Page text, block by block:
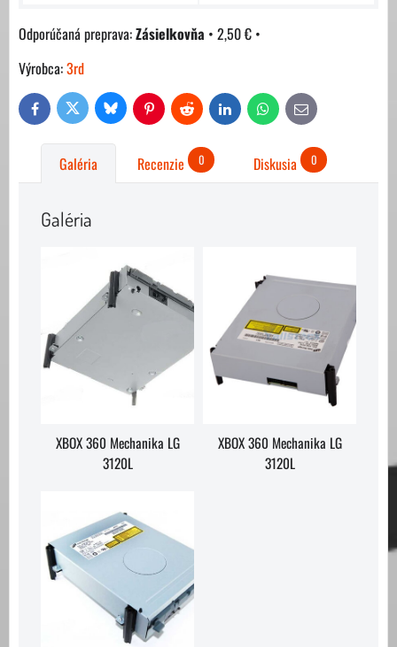
Zásielkovňa • 2,50 € •
Výrobca:3rd
FacebookTwitter Bluesky PinterestReddit LinkedIn WhatsAppE-
mail
Galéria Recenzie 0 Diskusia 0
Galéria
XBOX 360 Mechanika LG
3120L
XBOX 360 Mechanika LG
3120L